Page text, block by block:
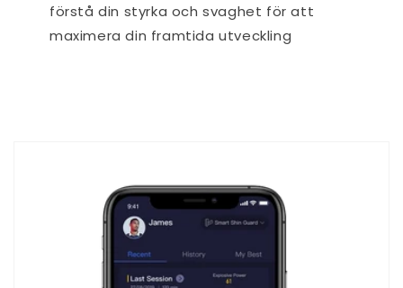
förstå din styrka och svaghet för att
maximera din framtida utveckling